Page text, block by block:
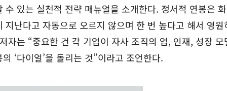
수 있는 실천적 전략 매뉴얼을 소개한다. 정서적 연봉은
지난다고 자동으로 오르지 않으며 한 번 높다고 해서 영
자는 “중요한 건 각 기업이 자사 조직의 업, 인재, 성장 모
‘다이얼’을 돌리는 것”이라고 조언한다.